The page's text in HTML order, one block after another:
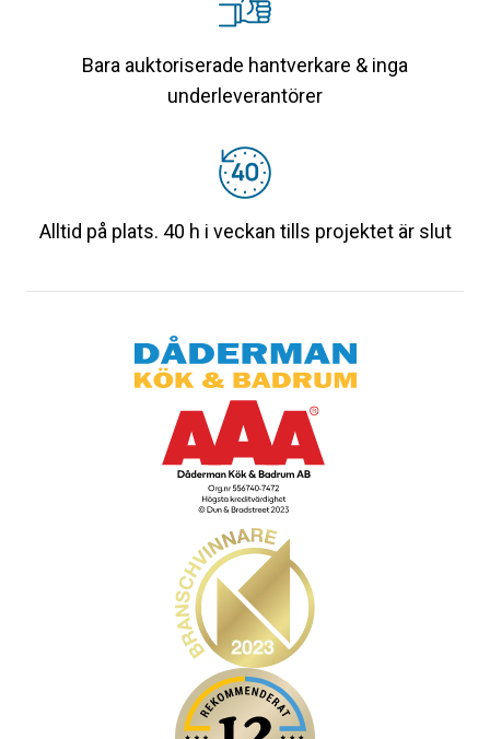
Bara auktoriserade hantverkare & inga
underleverantörer
Alltid på plats. 40 h i veckan tills projektet är slut